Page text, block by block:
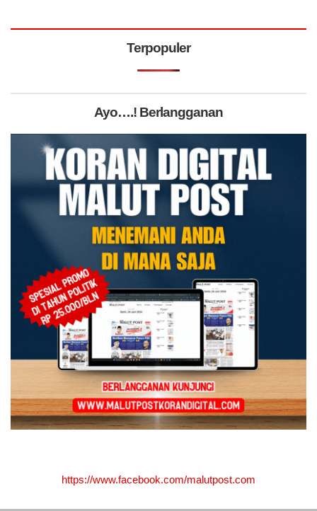
Terpopuler
Ayo….! Berlangganan
https://www.facebook.com/malutpost.com